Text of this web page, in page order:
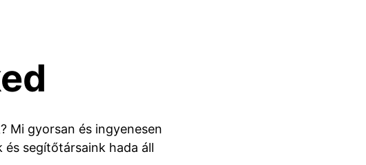
Mi gyorsan és ingyenesen
segítőtársaink hada áll